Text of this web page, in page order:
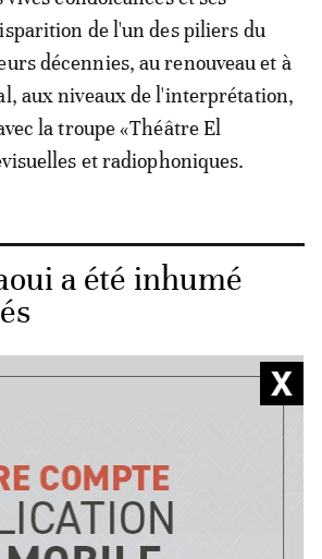
de l'un des piliers du
décennies, au renouveau et à
aux niveaux de l'interprétation,
la troupe «Théâtre El
et radiophoniques.
a été inhumé
défunt suite à cette perte
les qualités humaines et le
au long de sa carrière, au cours
nobles et authentiques de